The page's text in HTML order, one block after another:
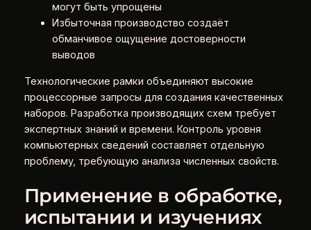
могут быть упрощены
Избыточная производство создаёт
обманчивое ощущение достоверности
выводов
Технологические рамки объединяют высокие
процессорные запросы для создания качественных
наборов. Разработка производящих схем требует
экспертных знаний и времени. Контроль уровня
компьютерных сведений составляет отдельную
проблему, требующую анализа численных свойств.
Применение в обработке,
испытании и изучениях